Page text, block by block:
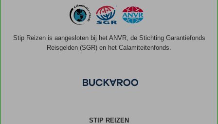
Stip Reizen is aangesloten bij het ANVR, de Stichting Garantiefonds
Reisgelden (SGR) en het Calamiteitenfonds.
STIP REIZEN